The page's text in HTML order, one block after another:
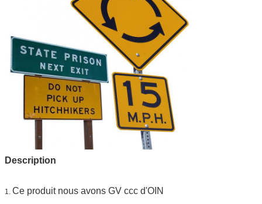
Description
1. Ce produit nous avons GV ccc d'OIN